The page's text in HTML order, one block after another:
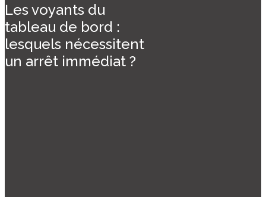
Les voyants du
tableau de bord :
lesquels nécessitent
un arrêt immédiat ?